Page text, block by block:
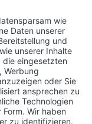
aus Holz-
Möbel­bau,